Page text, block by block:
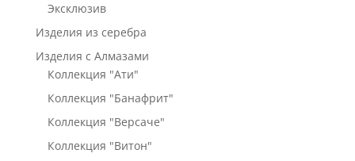
Эксклюзив
Изделия из серебра
Изделия с Алмазами
Коллекция "Ати"
Коллекция "Банафрит"
Коллекция "Версаче"
Коллекция "Витон"